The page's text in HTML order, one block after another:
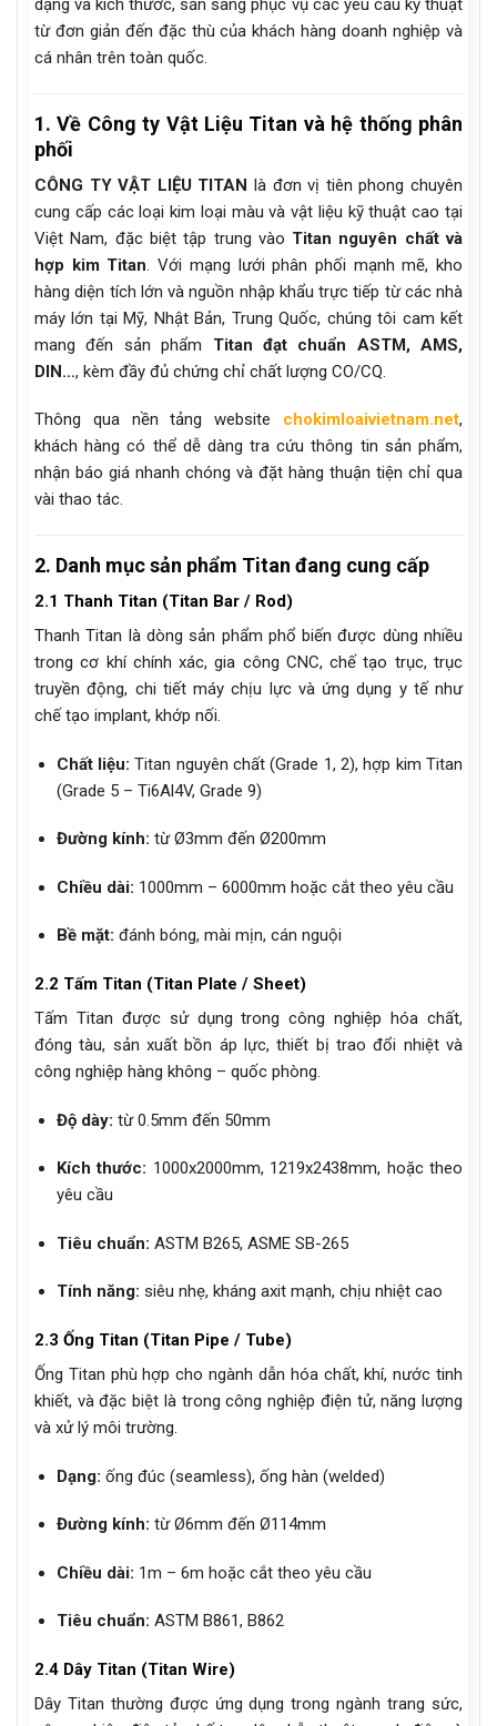
dạng và kích thước, sẵn sàng phục vụ các yêu cầu kỹ thuật
từ đơn giản đến đặc thù của khách hàng doanh nghiệp và
cá nhân trên toàn quốc.
1. Về Công ty Vật Liệu Titan và hệ thống phân
phối
CÔNG TY VẬT LIỆU TITAN là đơn vị tiên phong chuyên
cung cấp các loại kim loại màu và vật liệu kỹ thuật cao tại
Việt Nam, đặc biệt tập trung vào Titan nguyên chất và
hợp kim Titan . Với mạng lưới phân phối mạnh mẽ, kho
hàng diện tích lớn và nguồn nhập khẩu trực tiếp từ các nhà
máy lớn tại Mỹ, Nhật Bản, Trung Quốc, chúng tôi cam kết
mang đến sản phẩm Titan đạt chuẩn ASTM, AMS,
DIN…, kèm đầy đủ chứng chỉ chất lượng CO/CQ.
Thông qua nền tảng website chokimloaivietnam.net,
khách hàng có thể dễ dàng tra cứu thông tin sản phẩm,
nhận báo giá nhanh chóng và đặt hàng thuận tiện chỉ qua
vài thao tác.
2. Danh mục sản phẩm Titan đang cung cấp
2.1 Thanh Titan (Titan Bar / Rod)
Thanh Titan là dòng sản phẩm phổ biến được dùng nhiều
trong cơ khí chính xác, gia công CNC, chế tạo trục, trục
truyền động, chi tiết máy chịu lực và ứng dụng y tế như
chế tạo implant, khớp nối.
Chất liệu: Titan nguyên chất (Grade 1, 2), hợp kim Titan
(Grade 5 – Ti6Al4V, Grade 9)
Đường kính: từ Ø3mm đến Ø200mm
Chiều dài: 1000mm – 6000mm hoặc cắt theo yêu cầu
Bề mặt: đánh bóng, mài mịn, cán nguội
2.2 Tấm Titan (Titan Plate / Sheet)
Tấm Titan được sử dụng trong công nghiệp hóa chất,
đóng tàu, sản xuất bồn áp lực, thiết bị trao đổi nhiệt và
công nghiệp hàng không – quốc phòng.
Độ dày: từ 0.5mm đến 50mm
Kích thước: 1000x2000mm, 1219x2438mm, hoặc theo
yêu cầu
Tiêu chuẩn: ASTM B265, ASME SB-265
Tính năng: siêu nhẹ, kháng axit mạnh, chịu nhiệt cao
2.3 Ống Titan (Titan Pipe / Tube)
Ống Titan phù hợp cho ngành dẫn hóa chất, khí, nước tinh
khiết, và đặc biệt là trong công nghiệp điện tử, năng lượng
và xử lý môi trường.
Dạng: ống đúc (seamless), ống hàn (welded)
Đường kính: từ Ø6mm đến Ø114mm
Chiều dài: 1m – 6m hoặc cắt theo yêu cầu
Tiêu chuẩn: ASTM B861, B862
2.4 Dây Titan (Titan Wire)
Dây Titan thường được ứng dụng trong ngành trang sức,